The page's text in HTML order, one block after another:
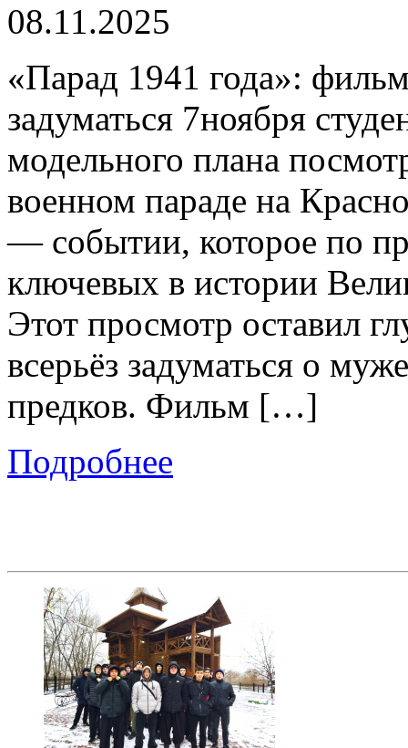
08.11.2025
«Парад 1941 года»:
задуматься 7ноября
модельного плана
военном параде на
— событии, которое по
ключевых в истории
Этот просмотр оставил
всерьёз задуматься о
предков. Фильм […]
Подробнее